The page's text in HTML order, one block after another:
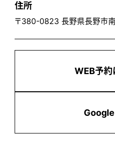
住所
〒380-0823 長野県長野市
WEB予約